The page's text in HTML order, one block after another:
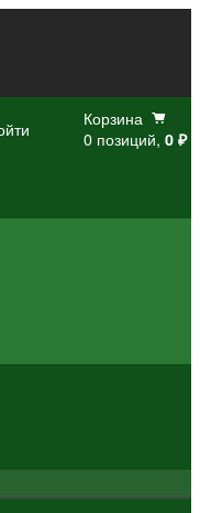
Корзина
0 позиций, 0 ₽